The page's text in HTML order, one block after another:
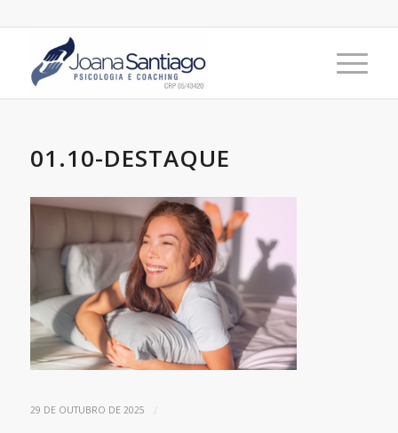
01.10-DESTAQUE
29 DE OUTUBRO DE 2025 /